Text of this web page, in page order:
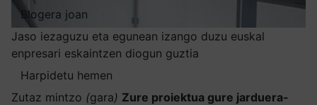
Blogera joan
Jaso iezaguzu eta egunean izango duzu euskal
enpresari eskaintzen diogun guztia
Harpidetu hemen
Zutaz mintzo (gara) Zure proiektua gure jarduera-